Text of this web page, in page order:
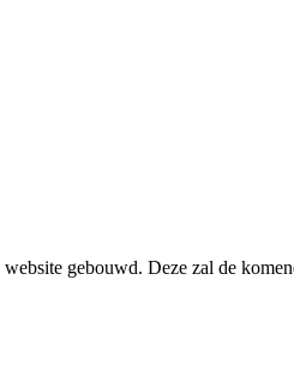
gebouwd. Deze zal de